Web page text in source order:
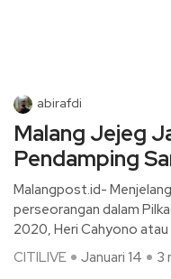
abirafdi
Malang Jejeg
Pendamping
Malangpost.id-
perseorangan dalam
2020, Heri Cahyono atau
CITILIVE
Januari 14 3